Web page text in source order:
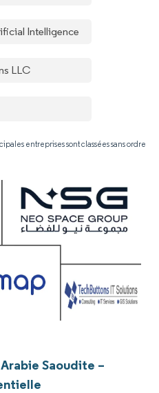
Intelligence
LLC
entreprises sont classées sans ordre
Saoudite –